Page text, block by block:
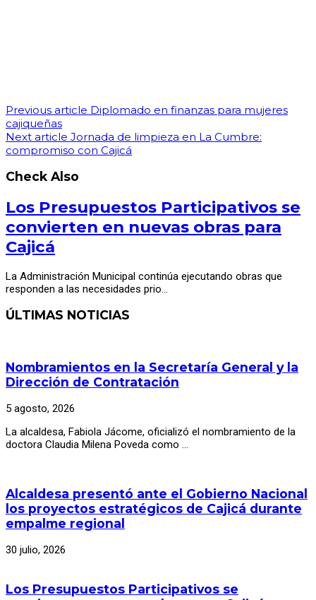
Previous article Diplomado en finanzas para mujeres
cajiqueñas
Next article Jornada de limpieza en La Cumbre:
compromiso con Cajicá
Check Also
Los Presupuestos Participativos se
convierten en nuevas obras para
Cajicá
La Administración Municipal continúa ejecutando obras que
responden a las necesidades prio…
ÚLTIMAS NOTICIAS
Nombramientos en la Secretaría General y la
Dirección de Contratación
5 agosto, 2026
La alcaldesa, Fabiola Jácome, oficializó el nombramiento de la
doctora Claudia Milena Poveda como …
Alcaldesa presentó ante el Gobierno Nacional
los proyectos estratégicos de Cajicá durante
empalme regional
30 julio, 2026
Los Presupuestos Participativos se